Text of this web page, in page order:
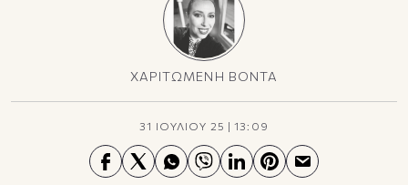
ΧΑΡΙΤΩΜΕΝΗ ΒΟΝΤΑ
31 ΙΟΥΛΙΟΥ 25 |13:09